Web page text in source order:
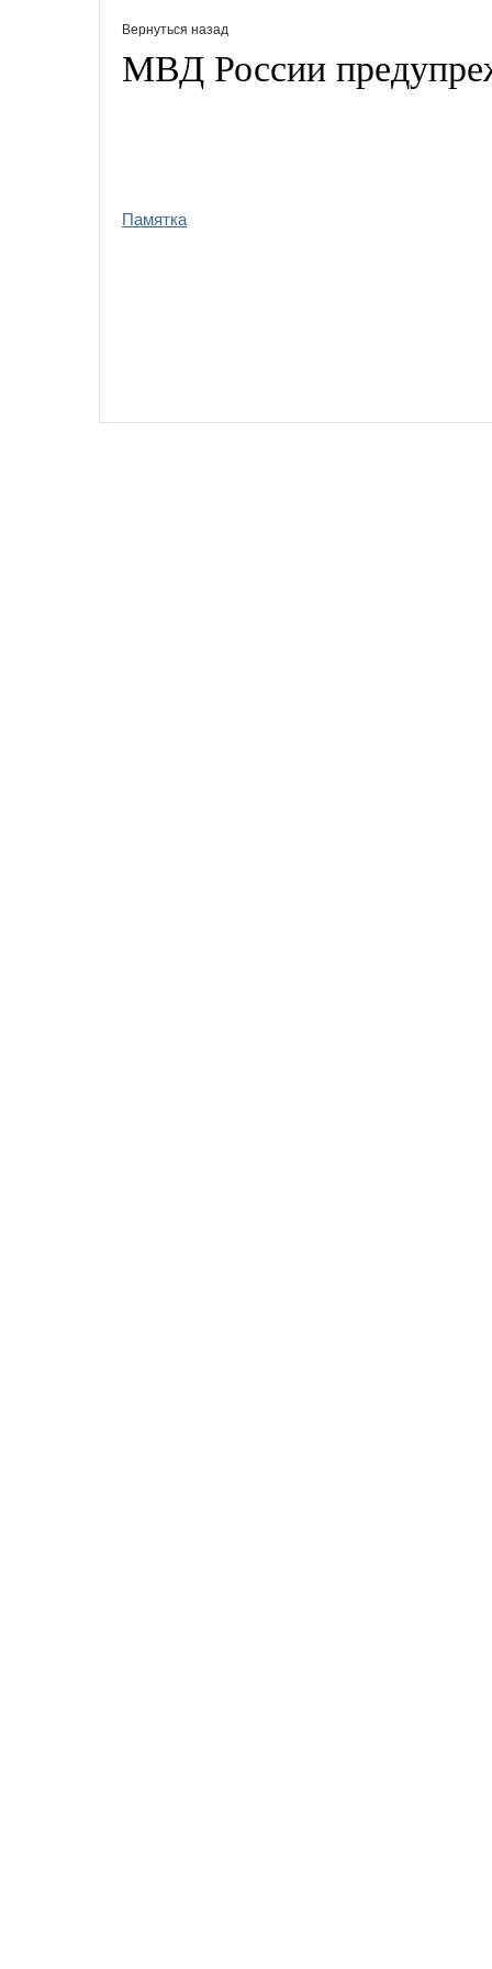
Вернуться назад
МВД России
Памятка